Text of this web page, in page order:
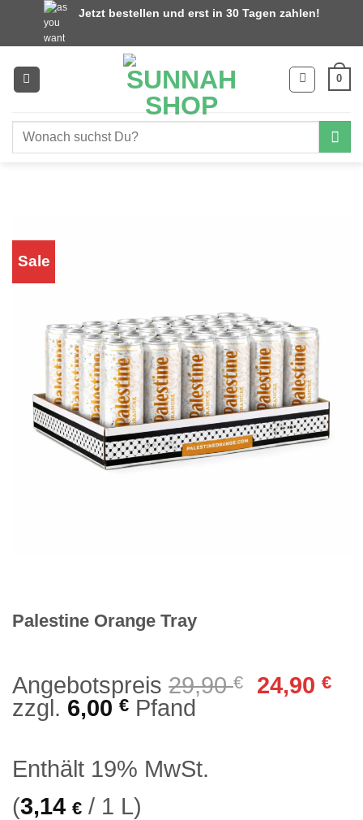
springen
Jetzt bestellen und erst in 30 Tagen zahlen!
0
Suchen
Sale
Palestine Orange Tray
Angebotspreis 29,90€ 24,90 €
zzgl. 6,00 € Pfand
Enthält 19% MwSt.
(3,14 € / 1 L)